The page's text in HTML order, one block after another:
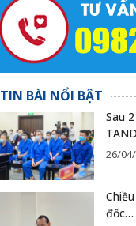
TIN BÀI NỔI BẬT
Sau
26/
đốc…